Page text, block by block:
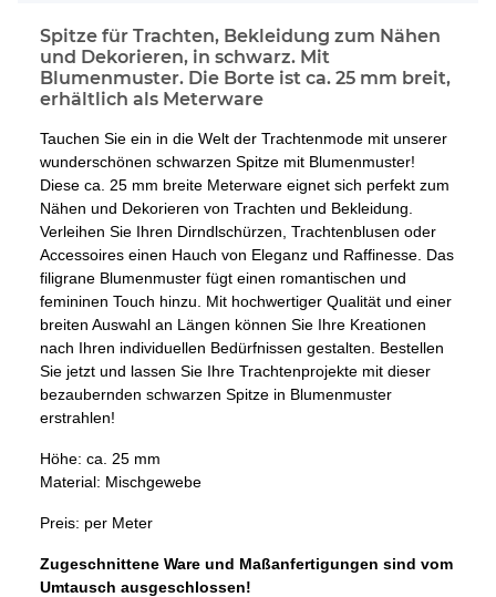
Spitze für Trachten, Bekleidung zum Nähen
und Dekorieren, in schwarz. Mit
Blumenmuster. Die Borte ist ca. 25 mm breit,
erhältlich als Meterware
Tauchen Sie ein in die Welt der Trachtenmode mit unserer
wunderschönen schwarzen Spitze mit Blumenmuster!
Diese ca. 25 mm breite Meterware eignet sich perfekt zum
Nähen und Dekorieren von Trachten und Bekleidung.
Verleihen Sie Ihren Dirndlschürzen, Trachtenblusen oder
Accessoires einen Hauch von Eleganz und Raffinesse. Das
filigrane Blumenmuster fügt einen romantischen und
femininen Touch hinzu. Mit hochwertiger Qualität und einer
breiten Auswahl an Längen können Sie Ihre Kreationen
nach Ihren individuellen Bedürfnissen gestalten. Bestellen
Sie jetzt und lassen Sie Ihre Trachtenprojekte mit dieser
bezaubernden schwarzen Spitze in Blumenmuster
erstrahlen!
Höhe: ca. 25 mm
Material: Mischgewebe
Preis: per Meter
Zugeschnittene Ware und Maßanfertigungen sind vom
Umtausch ausgeschlossen!